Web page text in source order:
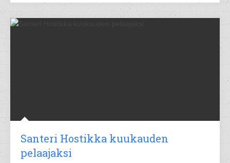
Santeri Hostikka kuukauden
pelaajaksi